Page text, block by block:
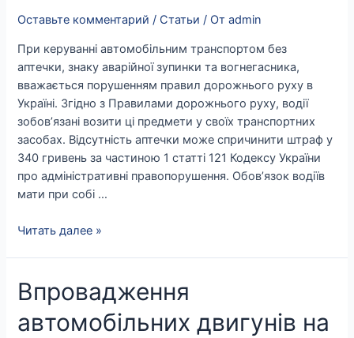
Оставьте комментарий / Статьи / Отadmin
При керуванні автомобільним транспортом без
аптечки, знаку аварійної зупинки та вогнегасника,
вважається порушенням правил дорожнього руху в
Україні. Згідно з Правилами дорожнього руху, водії
зобов’язані возити ці предмети у своїх транспортних
засобах. Відсутність аптечки може спричинити штраф у
340 гривень за частиною 1 статті 121 Кодексу України
про адміністративні правопорушення. Обов’язок водіїв
мати при собі …
відсутність
Читать далее »
Впровадження
автомобільних двигунів на
Впровадження
автомобільних
двигунів